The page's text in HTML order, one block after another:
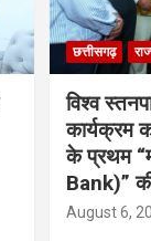
छत्तीसगढ़
विश्व
कार्यक्रम
के प्रथम
Bank)”
August 6,